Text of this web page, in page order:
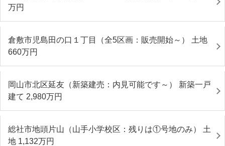
万円
倉敷市児島田の口１丁目（全5区画：販売開始～） 土地
660万円
岡山市北区延友（新築建売：内見可能です～） 新築一戸
建て 2,980万円
総社市地頭片山（山手小学校区：残りは①号地のみ） 土
地 1,132万円